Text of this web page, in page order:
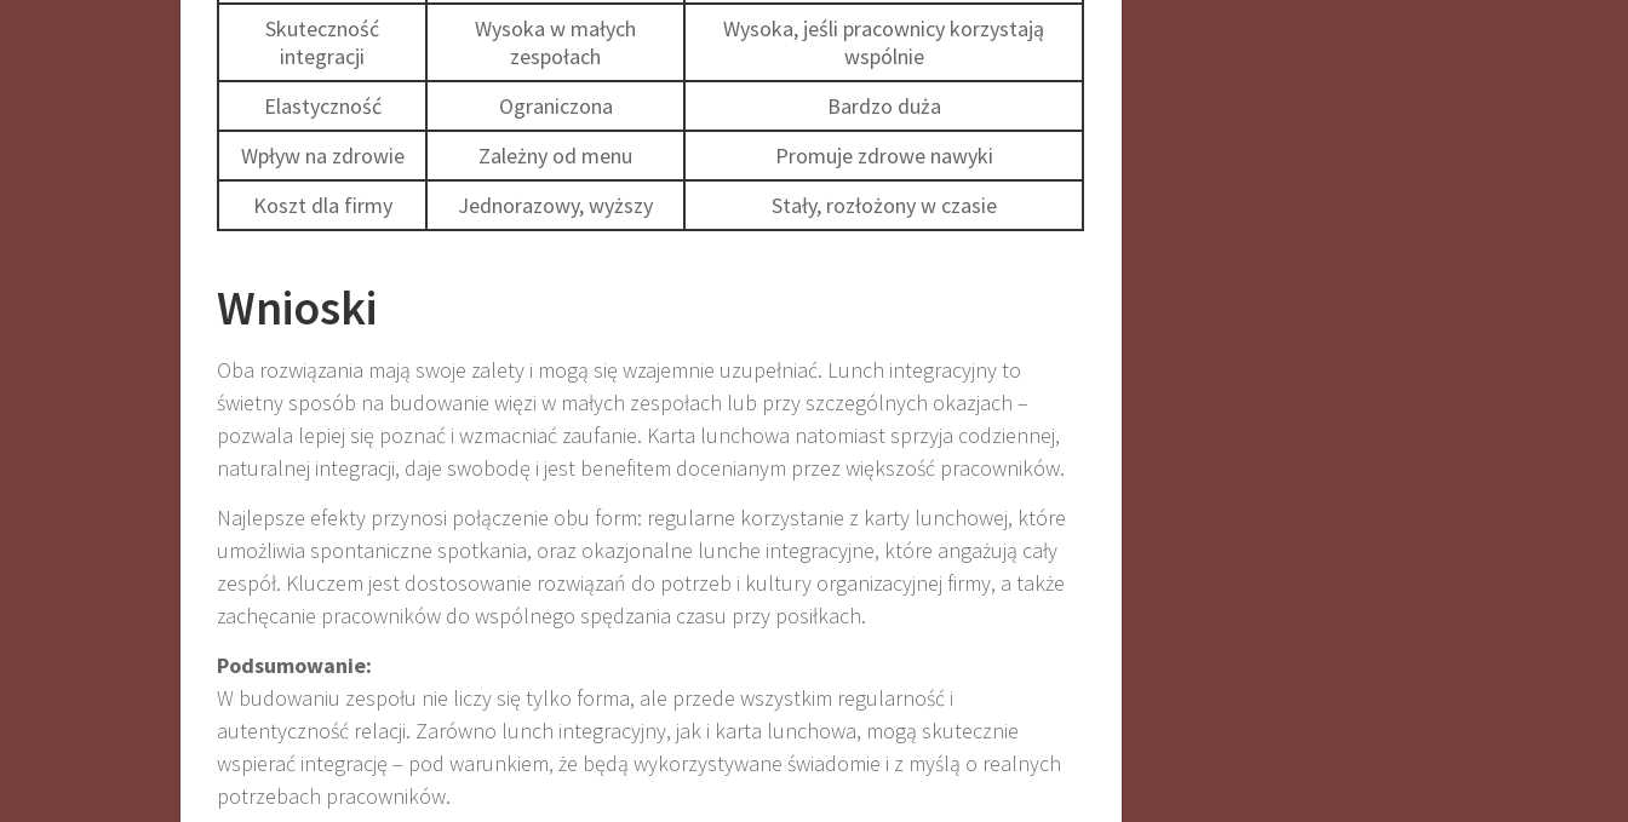
Skuteczność
integracji
Wysoka w małych
zespołach
Wysoka, jeśli pracownicy korzystają
wspólnie
Elastyczność
Ograniczona
Bardzo duża
Wpływ na zdrowie
Zależny od menu
Promuje zdrowe nawyki
Koszt dla firmy
Jednorazowy, wyższy Stały, rozłożony w czasie
Wnioski
Oba rozwiązania mają swoje zalety i mogą się wzajemnie uzupełniać. Lunch integracyjny to
świetny sposób na budowanie więzi w małych zespołach lub przy szczególnych okazjach –
pozwala lepiej się poznać i wzmacniać zaufanie. Karta lunchowa natomiast sprzyja codziennej,
naturalnej integracji, daje swobodę i jest benefitem docenianym przez większość pracowników.
Najlepsze efekty przynosi połączenie obu form: regularne korzystanie z karty lunchowej, które
umożliwia spontaniczne spotkania, oraz okazjonalne lunche integracyjne, które angażują cały
zespół. Kluczem jest dostosowanie rozwiązań do potrzeb i kultury organizacyjnej firmy, a także
zachęcanie pracowników do wspólnego spędzania czasu przy posiłkach.
Podsumowanie:
W budowaniu zespołu nie liczy się tylko forma, ale przede wszystkim regularność i
autentyczność relacji. Zarówno lunch integracyjny, jak i karta lunchowa, mogą skutecznie
wspierać integrację – pod warunkiem, że będą wykorzystywane świadomie i z myślą o realnych
potrzebach pracowników.